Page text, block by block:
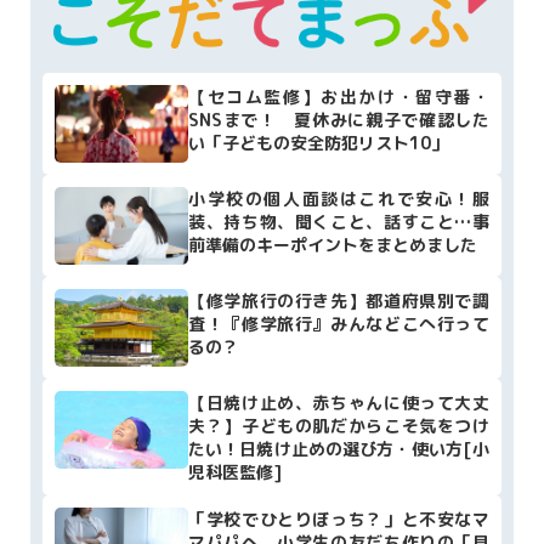
【セコム監修】お出かけ・留守番・
SNSまで！ 夏休みに親子で確認した
い「子どもの安全防犯リスト10」
小学校の個人面談はこれで安心！服
装、持ち物、聞くこと、話すこと…事
前準備のキーポイントをまとめました
【修学旅行の行き先】都道府県別で調
査！『修学旅行』みんなどこへ行って
るの？
【日焼け止め、赤ちゃんに使って大丈
夫？】子どもの肌だからこそ気をつけ
たい！日焼け止めの選び方・使い方[小
児科医監修]
「学校でひとりぼっち？」と不安なマ